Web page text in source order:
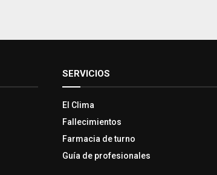
SERVICIOS
El Clima
Fallecimientos
Farmacia de turno
Guía de profesionales